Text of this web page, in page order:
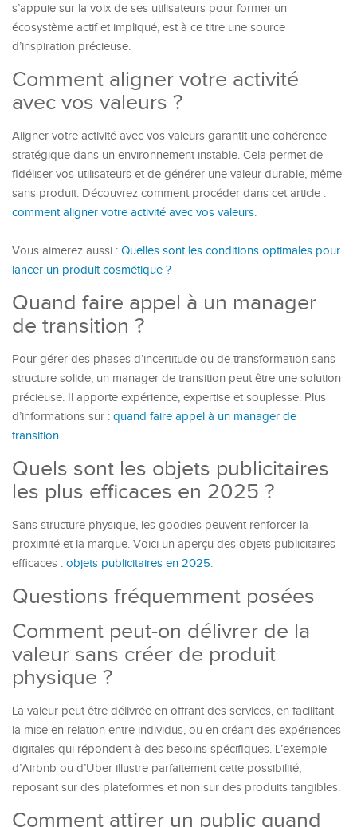
s’appuie sur la voix de ses utilisateurs pour former un
écosystème actif et impliqué, est à ce titre une source
d’inspiration précieuse.
Comment aligner votre activité
avec vos valeurs ?
Aligner votre activité avec vos valeurs garantit une cohérence
stratégique dans un environnement instable. Cela permet de
fidéliser vos utilisateurs et de générer une valeur durable, même
sans produit. Découvrez comment procéder dans cet article :
comment aligner votre activité avec vos valeurs.
Vous aimerez aussi : Quelles sont les conditions optimales pour
lancer un produit cosmétique ?
Quand faire appel à un manager
de transition ?
Pour gérer des phases d’incertitude ou de transformation sans
structure solide, un manager de transition peut être une solution
précieuse. Il apporte expérience, expertise et souplesse. Plus
d’informations sur : quand faire appel à un manager de
transition.
Quels sont les objets publicitaires
les plus efficaces en 2025 ?
Sans structure physique, les goodies peuvent renforcer la
proximité et la marque. Voici un aperçu des objets publicitaires
efficaces : objets publicitaires en 2025.
Questions fréquemment posées
Comment peut-on délivrer de la
valeur sans créer de produit
physique ?
La valeur peut être délivrée en offrant des services, en facilitant
la mise en relation entre individus, ou en créant des expériences
digitales qui répondent à des besoins spécifiques. L’exemple
d’Airbnb ou d’Uber illustre parfaitement cette possibilité,
reposant sur des plateformes et non sur des produits tangibles.
Comment attirer un public quand